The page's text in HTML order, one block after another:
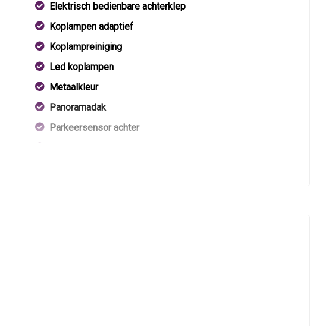
Elektrisch bedienbare achterklep
Koplampen adaptief
Koplampreiniging
Led koplampen
Metaalkleur
Panoramadak
Parkeersensor achter